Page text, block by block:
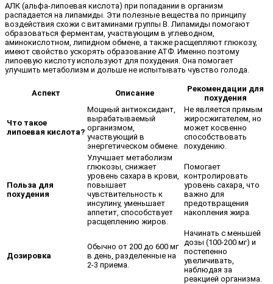
АЛК (альфа-липоевая кислота) при попадании в организм
распадается на липамиды. Эти полезные вещества по принципу
воздействия схожи с витаминами группы B. Липамиды помогают
образоваться ферментам, участвующим в углеводном,
аминокислотном, липидном обмене, а также расщепляют глюкозу,
имеют свойство ускорять образование АТФ. Именно поэтому
липоевую кислоту используют для похудения. Она помогает
улучшить метаболизм и дольше не испытывать чувство голода.
Аспект Описание
Рекомендации для
похудения
Что такое
липоевая кислота?
Мощный антиоксидант,
вырабатываемый
организмом,
участвующий в
энергетическом обмене.
Не является прямым
жиросжигателем, но
может косвенно
способствовать
похудению.
Польза для
похудения
Улучшает метаболизм
глюкозы, снижает
уровень сахара в крови,
повышает
чувствительность к
инсулину, уменьшает
аппетит, способствует
расщеплению жиров.
Помогает
контролировать
уровень сахара, что
важно для
предотвращения
накопления жира.
Дозировка
Обычно от 200 до 600 мг
в день, разделенные на
2-3 приема.
Начинать с меньшей
дозы (100-200 мг) и
постепенно
увеличивать,
наблюдая за
реакцией организма.